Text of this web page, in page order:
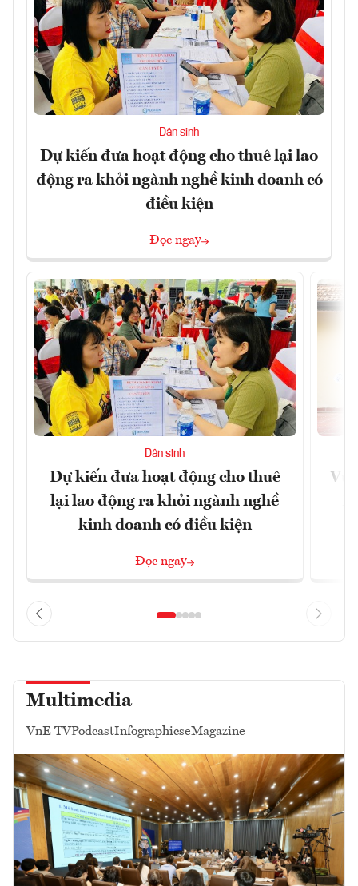
Dân sinh
Dự kiến đưa hoạt động cho thuê lại lao
động ra khỏi ngành nghề kinh doanh có
điều kiện
Đọc ngay
Dân sinh
Dự kiến đưa hoạt động cho thuê
lại lao động ra khỏi ngành nghề
kinh doanh có điều kiện
Đọc ngay
Multimedia
VnE TVPodcastInfographicseMagazine